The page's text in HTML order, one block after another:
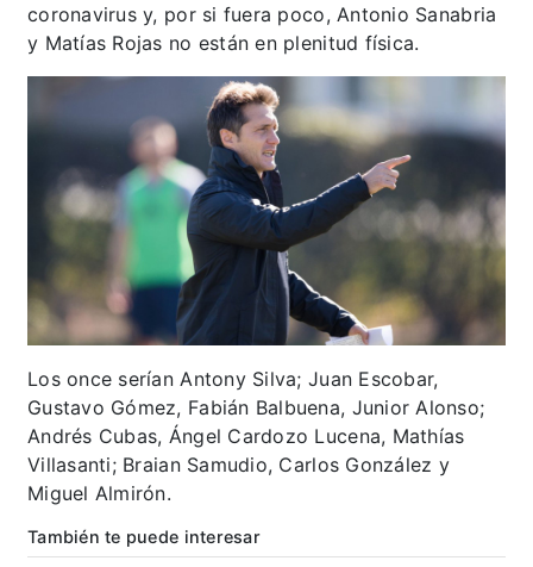
coronavirus y, por si fuera poco, Antonio Sanabria
y Matías Rojas no están en plenitud física.
Los once serían Antony Silva; Juan Escobar,
Gustavo Gómez, Fabián Balbuena, Junior Alonso;
Andrés Cubas, Ángel Cardozo Lucena, Mathías
Villasanti; Braian Samudio, Carlos González y
Miguel Almirón.
También te puede interesar